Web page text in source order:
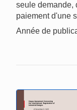
seule demande,
paiement d'une
Année de